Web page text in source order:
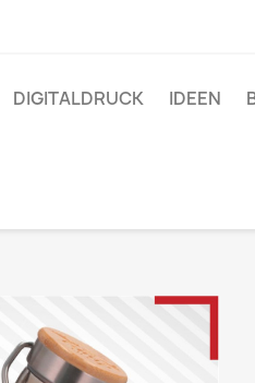
DIGITALDRUCK IDEEN